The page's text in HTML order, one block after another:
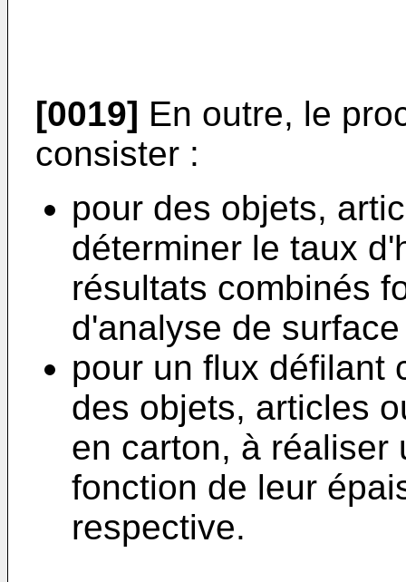
[0019] En outre, le
consister :
pour des objets,
déterminer le taux
résultats combinés
d'analyse de
pour un flux défilant
des objets, articles
en carton, à réaliser
fonction de leur
respective.